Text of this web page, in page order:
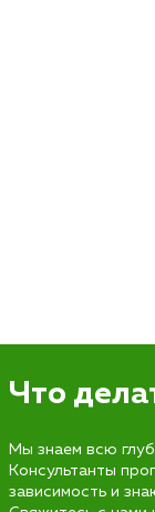
Что
Мы знаем всю
Консультанты
зависимость и